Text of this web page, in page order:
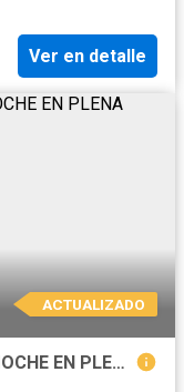
Ver en detalle
ACTUALIZADO
VENTA DE CASA COMERCIAL EN MOCHE EN PLENA AVENIDA